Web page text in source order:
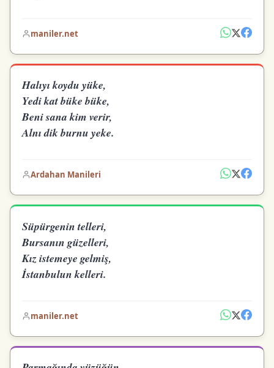
maniler.net
Halıyı koydu yüke,
Yedi kat büke büke,
Beni sana kim verir,
Alnı dik burnu yeke.
Ardahan Manileri
Süpürgenin telleri,
Bursanın güzelleri,
Kız istemeye gelmiş,
İstanbulun kelleri.
maniler.net